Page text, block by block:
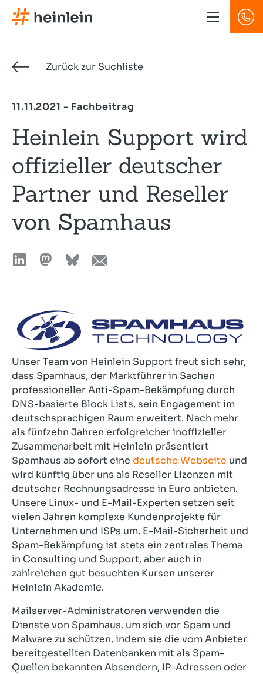
Direkt
zum
Zurück zur Suchliste
11.11.2021 - Fachbeitrag
Heinlein Support wird
offizieller deutscher
Partner und Reseller
von Spamhaus
Unser Team von Heinlein Support freut sich sehr,
dass Spamhaus, der Marktführer in Sachen
professioneller Anti-Spam-Bekämpfung durch
DNS-basierte Block Lists, sein Engagement im
deutschsprachigen Raum erweitert. Nach mehr
als fünfzehn Jahren erfolgreicher inoffizieller
Zusammenarbeit mit Heinlein präsentiert
Spamhaus ab sofort eine deutsche Webseite und
wird künftig über uns als Reseller Lizenzen mit
deutscher Rechnungsadresse in Euro anbieten.
Unsere Linux- und E-Mail-Experten setzen seit
vielen Jahren komplexe Kundenprojekte für
Unternehmen und ISPs um. E-Mail-Sicherheit und
Spam-Bekämpfung ist stets ein zentrales Thema
in Consulting und Support, aber auch in
zahlreichen gut besuchten Kursen unserer
Heinlein Akademie.
Mailserver-Administratoren verwenden die
Dienste von Spamhaus, um sich vor Spam und
Malware zu schützen, indem sie die vom Anbieter
bereitgestellten Datenbanken mit als Spam-
Quellen bekannten Absendern, IP-Adressen oder